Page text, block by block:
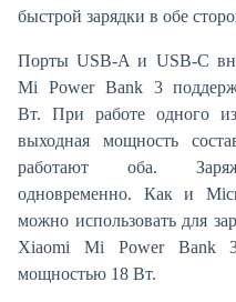
быстрой зарядки в обе
Порты USB-A и USB-C
Mi Power Bank 3
Вт. При работе одного
выходная мощность
работают оба.
одновременно. Как и
можно использовать для
Xiaomi Mi Power Bank
мощностью 18 Вт.